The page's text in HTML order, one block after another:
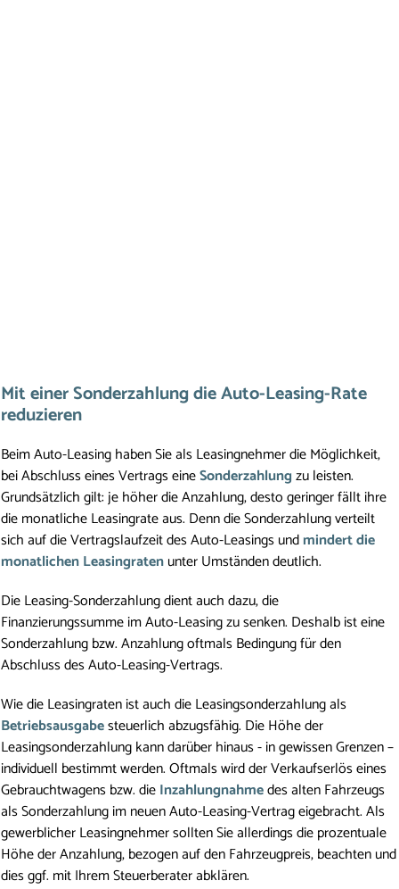
Mit einer Sonderzahlung die Auto-Leasing-Rate
reduzieren
Beim Auto-Leasing haben Sie als Leasingnehmer die Möglichkeit,
bei Abschluss eines Vertrags eine Sonderzahlung zu leisten.
Grundsätzlich gilt: je höher die Anzahlung, desto geringer fällt ihre
die monatliche Leasingrate aus. Denn die Sonderzahlung verteilt
sich auf die Vertragslaufzeit des Auto-Leasings und mindert die
monatlichen Leasingraten unter Umständen deutlich.
Die Leasing-Sonderzahlung dient auch dazu, die
Finanzierungssumme im Auto-Leasing zu senken. Deshalb ist eine
Sonderzahlung bzw. Anzahlung oftmals Bedingung für den
Abschluss des Auto-Leasing-Vertrags.
Betriebsausgabe steuerlich abzugsfähig. Die Höhe der
Leasingsonderzahlung kann darüber hinaus - in gewissen Grenzen –
individuell bestimmt werden. Oftmals wird der Verkaufserlös eines
Gebrauchtwagens bzw. die Inzahlungnahme des alten Fahrzeugs
als Sonderzahlung im neuen Auto-Leasing-Vertrag eigebracht. Als
gewerblicher Leasingnehmer sollten Sie allerdings die prozentuale
Höhe der Anzahlung, bezogen auf den Fahrzeugpreis, beachten und
dies ggf. mit Ihrem Steuerberater abklären.